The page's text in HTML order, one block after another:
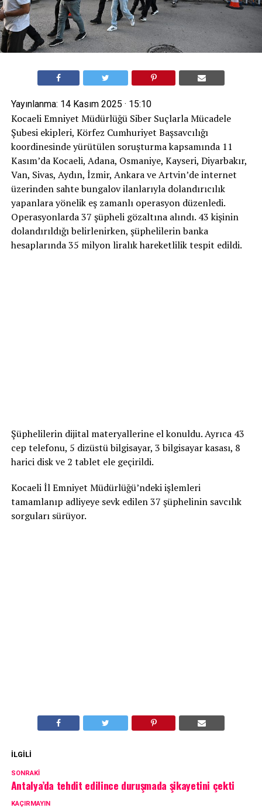
Yayınlanma: 14 Kasım 2025 · 15:10
Kocaeli Emniyet Müdürlüğü Siber Suçlarla Mücadele
Şubesi ekipleri, Körfez Cumhuriyet Başsavcılığı
koordinesinde yürütülen soruşturma kapsamında 11
Kasım’da Kocaeli, Adana, Osmaniye, Kayseri, Diyarbakır,
Van, Sivas, Aydın, İzmir, Ankara ve Artvin’de internet
üzerinden sahte bungalov ilanlarıyla dolandırıcılık
yapanlara yönelik eş zamanlı operasyon düzenledi.
Operasyonlarda 37 şüpheli gözaltına alındı. 43 kişinin
dolandırıldığı belirlenirken, şüphelilerin banka
hesaplarında 35 milyon liralık hareketlilik tespit edildi.
Şüphelilerin dijital materyallerine el konuldu. Ayrıca 43
cep telefonu, 5 dizüstü bilgisayar, 3 bilgisayar kasası, 8
harici disk ve 2 tablet ele geçirildi.
Kocaeli İl Emniyet Müdürlüğü’ndeki işlemleri
tamamlanıp adliyeye sevk edilen 37 şüphelinin savcılık
sorguları sürüyor.
İLGILI
SONRAKI
Antalya’da tehdit edilince duruşmada şikayetini çekti
KAÇIRMAYIN